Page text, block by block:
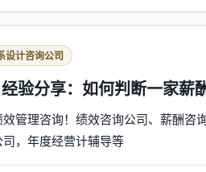
设计咨询公司
验分享：如何判断一家薪
管理咨询！绩效咨询公司、薪酬咨
，年度经营计辅导等